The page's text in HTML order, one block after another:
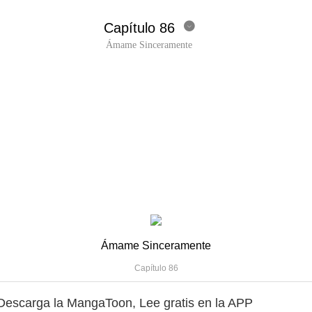
Capítulo 86 
Ámame Sinceramente
Ámame Sinceramente
Capítulo 86
la MangaToon, Lee gratis en la APP